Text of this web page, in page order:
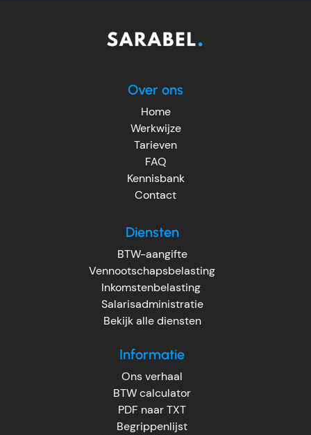
Over ons
Home
Werkwijze
Tarieven
FAQ
Kennisbank
Contact
Diensten
BTW-aangifte
Vennootschapsbelasting
Inkomstenbelasting
Salarisadministratie
Bekijk alle diensten
Informatie
Ons verhaal
BTW calculator
PDF naar TXT
Begrippenlijst